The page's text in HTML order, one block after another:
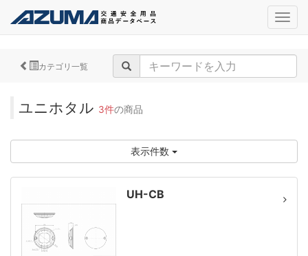
カテゴリ一覧
ユニホタル 3件の商品
表示件数
UH-CB